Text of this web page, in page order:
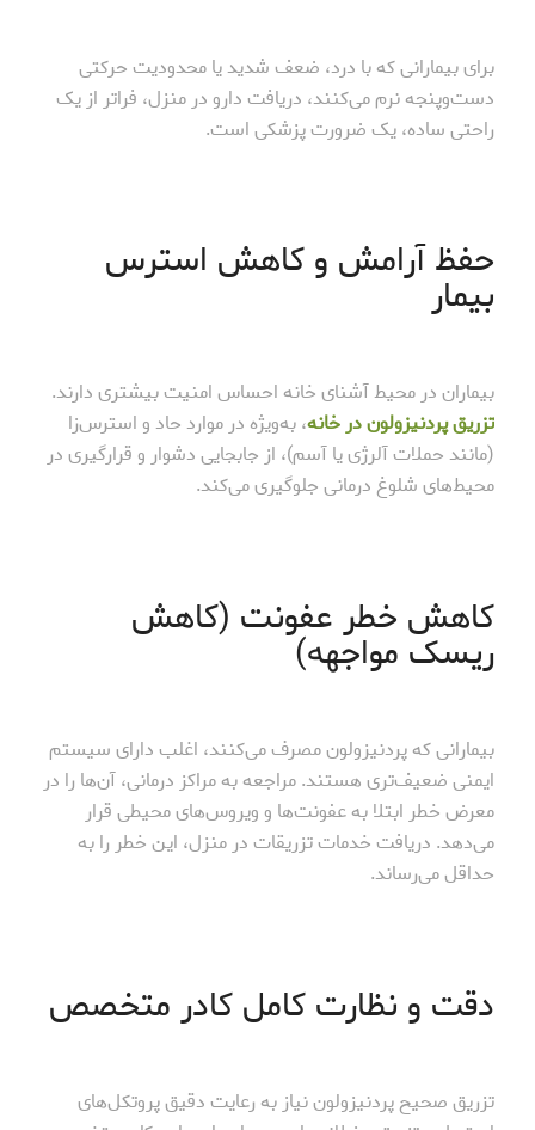
برای بیمارانی که با درد، ضعف شدید یا محدودیت حرکتی
دست‌وپنجه نرم می‌کنند، دریافت دارو در منزل، فراتر از یک
راحتی ساده، یک ضرورت پزشکی است.
حفظ آرامش و کاهش استرس
بیمار
بیماران در محیط آشنای خانه احساس امنیت بیشتری دارند.
تزریق پردنیزولون در خانه، به‌ویژه در موارد حاد و استرس‌زا
(مانند حملات آلرژی یا آسم)، از جابجایی دشوار و قرارگیری در
محیط‌های شلوغ درمانی جلوگیری می‌کند.
کاهش خطر عفونت (کاهش
ریسک مواجهه)
بیمارانی که پردنیزولون مصرف می‌کنند، اغلب دارای سیستم
ایمنی ضعیف‌تری هستند. مراجعه به مراکز درمانی، آن‌ها را در
معرض خطر ابتلا به عفونت‌ها و ویروس‌های محیطی قرار
می‌دهد. دریافت خدمات تزریقات در منزل، این خطر را به
حداقل می‌رساند.
دقت و نظارت کامل کادر متخصص
تزریق صحیح پردنیزولون نیاز به رعایت دقیق پروتکل‌های